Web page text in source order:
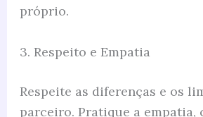
próprio.
3. Respeito e Empatia
Respeite as diferenças e os
parceiro. Pratique a empatia,